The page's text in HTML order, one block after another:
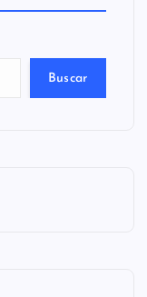
Buscar